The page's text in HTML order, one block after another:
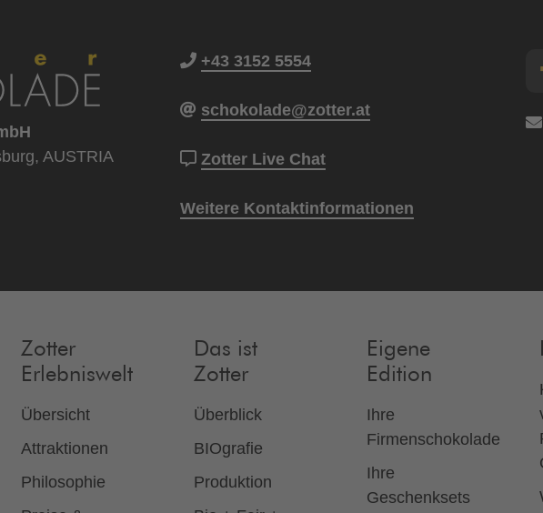
AUSTRIA
+43 3152 5554
schokolade@zotter.at
Zotter Live Chat
Weitere Kontaktinformationen
Zotter
Erlebniswelt
Übersicht
Attraktionen
Philosophie
Das ist
Zotter
Überblick
BIOgrafie
Produktion
Eigene
Edition
Ihre
Firmenschokolade
Ihre
Geschenksets